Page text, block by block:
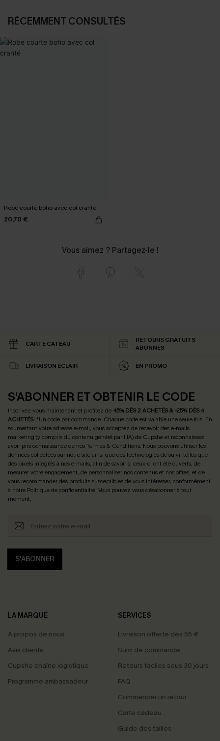
RÉCEMMENT CONSULTÉS
Robe courte boho avec col cranté
20,70 €
Vous aimez ? Partagez-le !
CARTE CATEAU
RETOURS GRATUITS
ABONNÉS
LIVRAISON ÉCLAIR EN PROMO
S'ABONNER ET OBTENIR LE CODE
Inscrivez-vous maintenant et profitez de -15% DÈS 2 ACHETÉS & -25% DÈS 4
ACHETÉS! *Un code par commande. Chaque code est valable une seule fois. En
soumettant votre adresse e-mail, vous acceptez de recevoir des e-mails
marketing (y compris du contenu généré par l'IA) de Cupshe et reconnaissez
avoir pris connaissance de nosTermes & Conditions. Nous pouvons utiliser les
données collectées sur notre site ainsi que des technologies de suivi, telles que
des pixels intégrés à nos e-mails, afin de savoir si ceux-ci ont été ouverts, de
mesurer votre engagement, de personnaliser nos contenus et nos offres, et de
vous recommander des produits susceptibles de vous intéresser, conformément
à notre Politique de confidentialité. Vous pouvez vous désabonner à tout
moment.
S'ABONNER
LA MARQUE
À propos de nous
Avis clients
Cupshe chaîne logistique
Programme ambassadeur
SERVICES
Livraison offerte dès 55 €
Suivi de commande
Retours faciles sous 30 jours
FAQ
Commencer un retour
Carte cadeau
Guide des tailles